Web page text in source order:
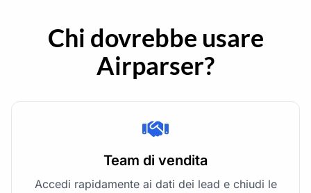
Chi dovrebbe usare
Airparser?
Team di vendita
Accedi rapidamente ai dati dei lead e chiudi le